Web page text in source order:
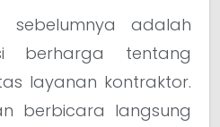
sebelumnya adalah
berharga tentang
layanan kontraktor.
berbicara langsung